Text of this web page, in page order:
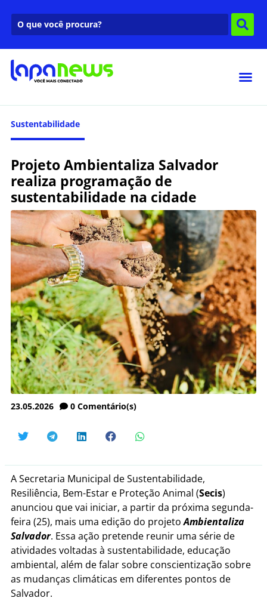
Sustentabilidade
Projeto Ambientaliza Salvador
realiza programação de
sustentabilidade na cidade
23.05.2026 0 Comentário(s)
A Secretaria Municipal de Sustentabilidade,
Resiliência, Bem-Estar e Proteção Animal (Secis)
anunciou que vai iniciar, a partir da próxima segunda-
feira (25), mais uma edição do projetoAmbientaliza
Salvador. Essa ação pretende reunir uma série de
atividades voltadas à sustentabilidade, educação
ambiental, além de falar sobre conscientização sobre
as mudanças climáticas em diferentes pontos de
Salvador.